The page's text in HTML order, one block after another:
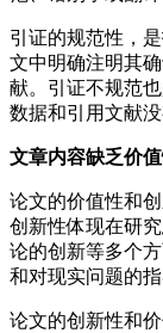
引证的规范性，
文中明确注明其
献。引证不规范
数据和引用文献
文章内容缺乏价
论文的价值性和
创新性体现在研
论的创新等多个
和对现实问题的指
论文的创新性和